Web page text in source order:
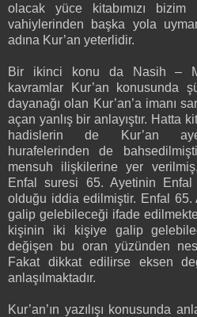
olacak yüce kitabımızı
vahiylerinden başka yola
adına Kur’an yeterlidir.
Bir ikinci konu da Nasih –
kavramlar Kur’an konusunda
dayanağı olan Kur’an’a imanı
açan yanlış bir anlayıştır. Hatta
hadislerin de Kur’an
hurafelerinden de
mensuh ilişkilerine yer
Enfal suresi 65. Ayetinin Enfal
olduğu iddia edilmiştir. Enfal
galip gelebileceği ifade
kişinin iki kişiye galip
değişen bu oran yüzünden
Fakat dikkat edilirse eksen
anlaşılmaktadır.
Kur’an’ın yazılışı konusunda